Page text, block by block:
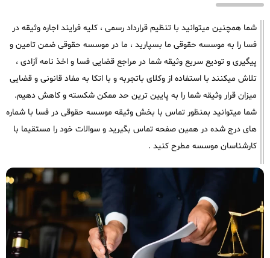
شما همچنین میتوانید با تنظیم قرارداد رسمی ، کلیه فرایند اجاره وثیقه در
فسا را به موسسه حقوقی ما بسپارید ، ما در موسسه حقوقی ضمن تامین و
پیگیری و تودیع سریع وثیقه شما در مراجع قضایی فسا و اخذ نامه آزادی ،
تلاش میکنند با استفاده از وکلای باتجربه و با اتکا به مفاد قانونی و قضایی
میزان قرار وثیقه شما را به پایین ترین حد ممکن شکسته و کاهش دهیم.
شما میتوانید بمنظور تماس با بخش وثیقه موسسه حقوقی در فسا با شماره
های درج شده در همین صفحه تماس بگیرید و سوالات خود را مستقیما با
کارشناسان موسسه مطرح کنید .